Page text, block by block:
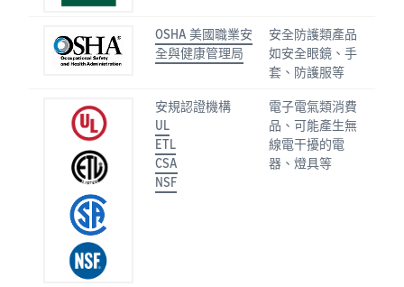
OSHA 美國職業安
全與健康管理局
安全防護類產品
如安全眼鏡、手
套、防護服等
安規認證機構
UL
ETL
CSA
NSF
電子電氣類消費
品、可能產生無
線電干擾的電
器、燈具等